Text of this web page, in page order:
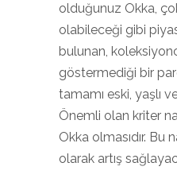
olduğunuz Okka,
olabileceği gibi
bulunan,
göstermediği bir
tamamı eski, yaşlı
Önemli olan kriter
Okka olmasıdır. Bu
olarak artış